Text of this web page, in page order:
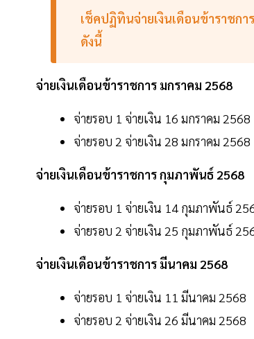
เช็คปฏิทินจ่ายเงินเดือนข้าราชกา
ดังนี้
จ่ายเงินเดือนข้าราชการ มกราคม 2568
จ่ายรอบ 1 จ่ายเงิน 16 มกราคม 2568
จ่ายรอบ 2 จ่ายเงิน 28 มกราคม 2568
จ่ายเงินเดือนข้าราชการ กุมภาพันธ์ 2568
จ่ายรอบ 1 จ่ายเงิน 14 กุมภาพันธ์
จ่ายรอบ 2 จ่ายเงิน 25 กุมภาพันธ์
จ่ายเงินเดือนข้าราชการ มีนาคม 2568
จ่ายรอบ 1 จ่ายเงิน 11 มีนาคม 2568
จ่ายรอบ 2 จ่ายเงิน 26 มีนาคม 2568